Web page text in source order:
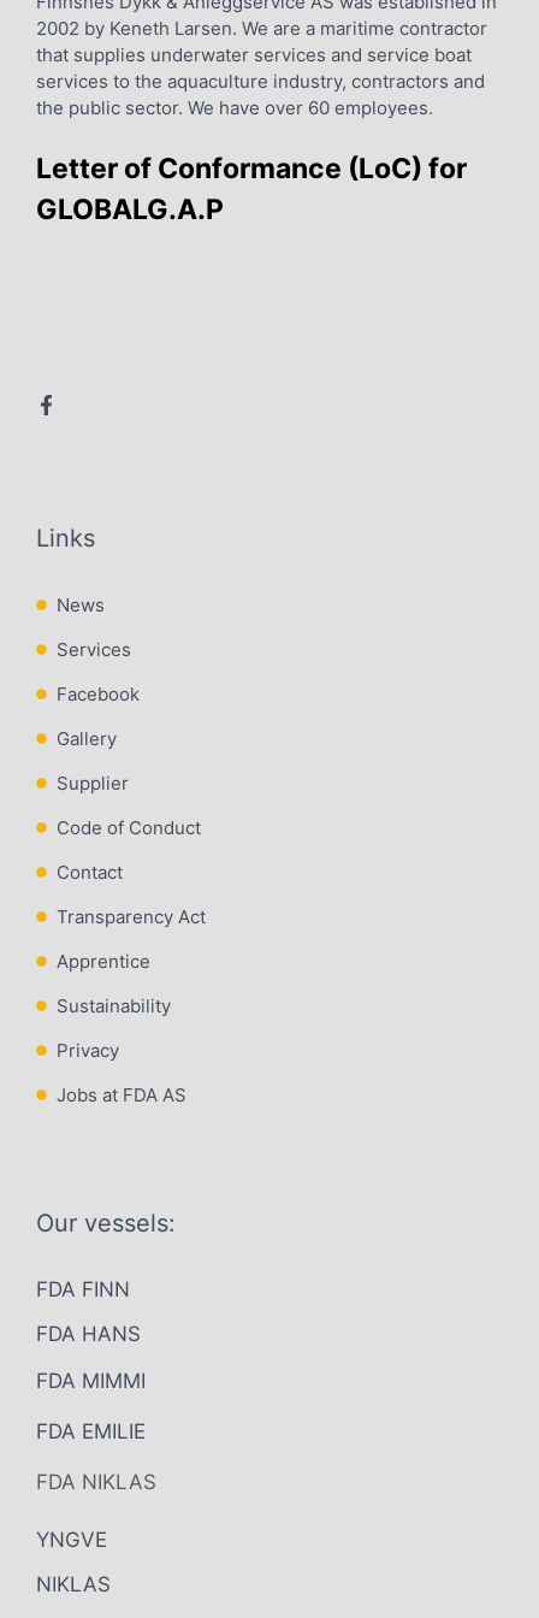
2002 by Keneth Larsen. We are a maritime contractor
that supplies underwater services and service boat
services to the aquaculture industry, contractors and
the public sector. We have over 60 employees.
Letter of Conformance (LoC) for
GLOBALG.A.P
Links
News
Services
Facebook
Gallery
Supplier
Code of Conduct
Contact
Transparency Act
Apprentice
Sustainability
Privacy
Jobs at FDA AS
Our vessels:
FDA FINN
FDA HANS
FDA MIMMI
FDA EMILIE
FDA NIKLAS
YNGVE
NIKLAS